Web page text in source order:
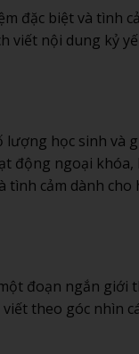
đặc biệt và tình
viết nội dung kỷ
lượng học sinh và
động ngoại khóa,
tình cảm dành cho
đoạn ngắn giới
theo góc nhìn